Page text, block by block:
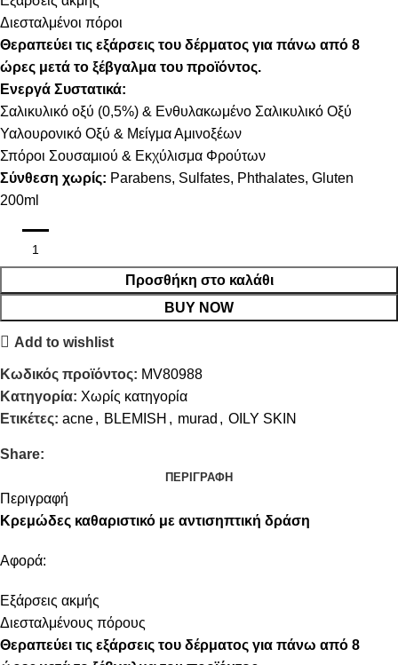
Διεσταλμένοι πόροι
Θεραπεύει τις εξάρσεις του δέρματος για πάνω από 8
ώρες μετά το ξέβγαλμα του προϊόντος.
Ενεργά Συστατικά:
Σαλικυλικό οξύ (0,5%) & Ενθυλακωμένο Σαλικυλικό Οξύ
Υαλουρονικό Οξύ & Μείγμα Αμινοξέων
Σπόροι Σουσαμιού & Εκχύλισμα Φρούτων
Σύνθεση χωρίς: Parabens, Sulfates, Phthalates, Gluten
200ml
Προσθήκη στο καλάθι
BUY NOW
Add to wishlist
Κωδικός προϊόντος: MV80988
Κατηγορία: Χωρίς κατηγορία
Ετικέτες: acne, BLEMISH , murad , OILY SKIN
Share:
ΠΕΡΙΓΡΑΦΉ
Περιγραφή
Κρεμώδες καθαριστικό με αντισηπτική δράση
Αφορά:
Εξάρσεις ακμής
Διεσταλμένους πόρους
Θεραπεύει τις εξάρσεις του δέρματος για πάνω από 8